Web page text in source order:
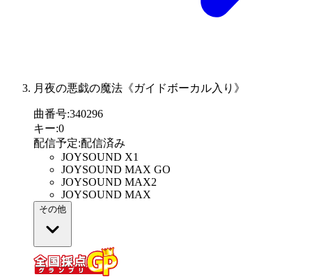
月夜の悪戯の魔法《ガイドボーカル入り》
曲番号:340296
キー:0
配信予定:配信済み
JOYSOUND X1
JOYSOUND MAX GO
JOYSOUND MAX2
JOYSOUND MAX
その他